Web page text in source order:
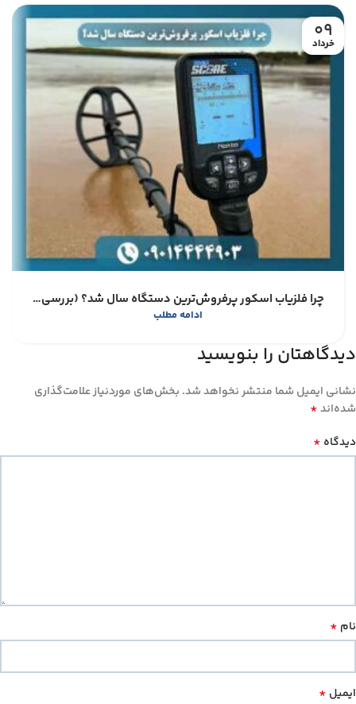
09
خرداد
چرا فلزیاب اسکور پرفروش‌ترین دستگاه سال شد؟ (بررسی مزایا و معایب)
ادامه مطلب
دیدگاهتان را بنویسید
نشانی ایمیل شما منتشر نخواهد شد. بخش‌های موردنیاز علامت‌گذاری
شده‌اند*
دیدگاه *
نام *
ایمیل *